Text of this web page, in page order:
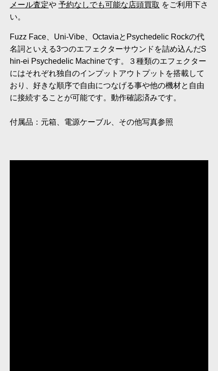
メール査定や 予約なしでも可能な店頭買取 をご利用下さ
い。
Fuzz Face、Uni-Vibe、OctaviaとPsychedelic Rockの代
名詞といえる3つのエフェクターサウンドを詰め込んだS
hin-ei Psychedelic Machineです。３種類のエフェクター
にはそれぞれ独自のインプットアウトプットを搭載して
おり、好きな順序で自由につなげる事や他の機材と自由
に接続することが可能です。動作確認済みです。
付属品：元箱、電源ケーブル、その他写真参照